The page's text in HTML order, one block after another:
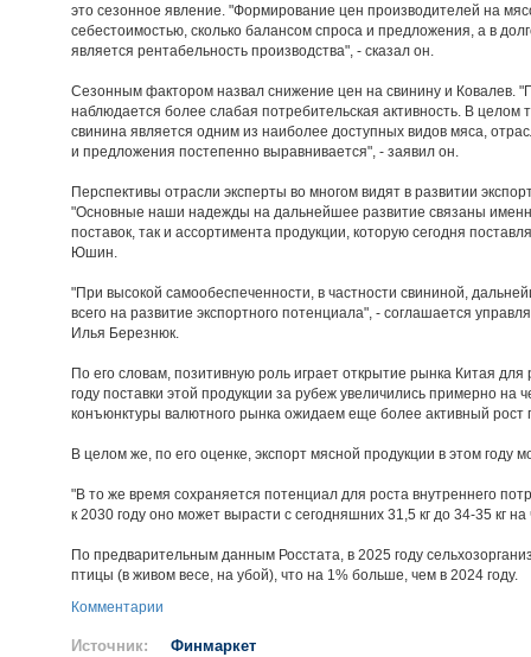
это сезонное явление. "Формирование цен производителей на
себестоимостью, сколько балансом спроса и предложения, а в
является рентабельность производства", - сказал он.
Сезонным фактором назвал снижение цен на свинину и Ковалев.
наблюдается более слабая потребительская активность. В целом
свинина является одним из наиболее доступных видов мяса,
и предложения постепенно выравнивается", - заявил он.
Перспективы отрасли эксперты во многом видят в развитии
"Основные наши надежды на дальнейшее развитие связаны
поставок, так и ассортимента продукции, которую сегодня
Юшин.
"При высокой самообеспеченности, в частности свининой,
всего на развитие экспортного потенциала", - соглашается
Илья Березнюк.
По его словам, позитивную роль играет открытие рынка Китая
году поставки этой продукции за рубеж увеличились примерно на
конъюнктуры валютного рынка ожидаем еще более активный рост
В целом же, по его оценке, экспорт мясной продукции в этом году
"В то же время сохраняется потенциал для роста внутреннего
к 2030 году оно может вырасти с сегодняшних 31,5 кг до 34-35 кг
По предварительным данным Росстата, в 2025 году
птицы (в живом весе, на убой), что на 1% больше, чем в 2024 году.
Комментарии
Источник:
Финмаркет